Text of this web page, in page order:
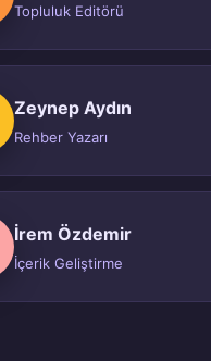
Topluluk Editörü
Zeynep Aydın
Rehber Yazarı
İrem Özdemir
İçerik Geliştirme